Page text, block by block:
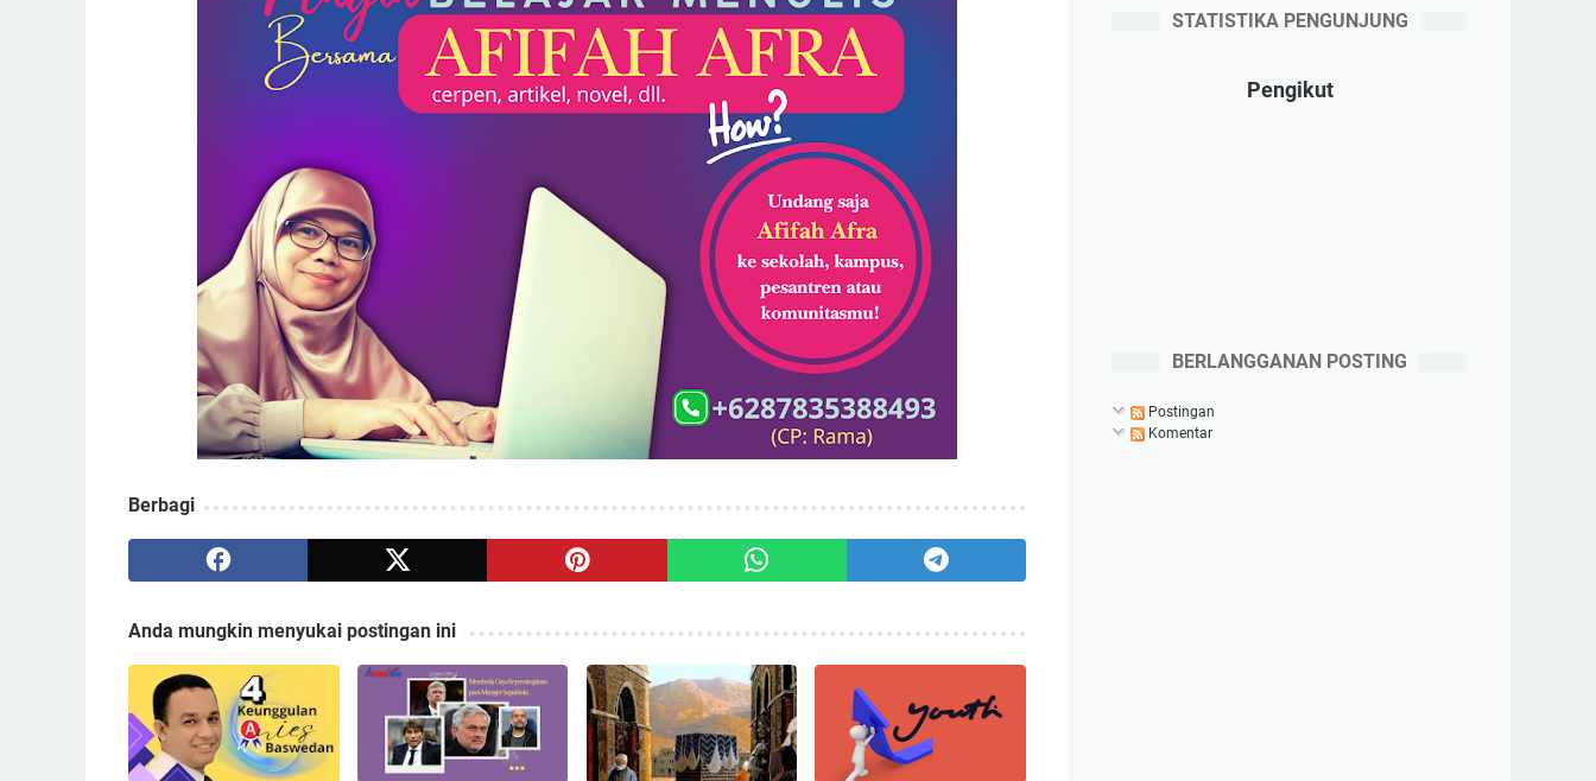
Berbagi
Anda mungkin menyukai postingan ini
STATISTIKA PENGUNJUNG
Pengikut
BERLANGGANAN POSTING
Postingan
Komentar